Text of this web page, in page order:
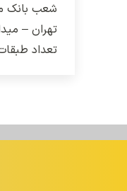
شعب بانک
تعداد طبقات: ۲ پیشرفت: